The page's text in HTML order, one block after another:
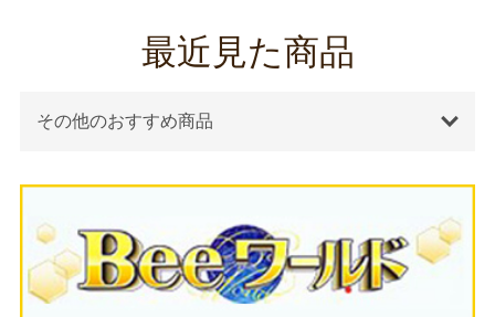
最近見た商品
その他のおすすめ商品